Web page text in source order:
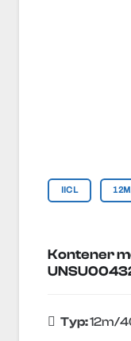
IICL
Kontener
Typ:12m/